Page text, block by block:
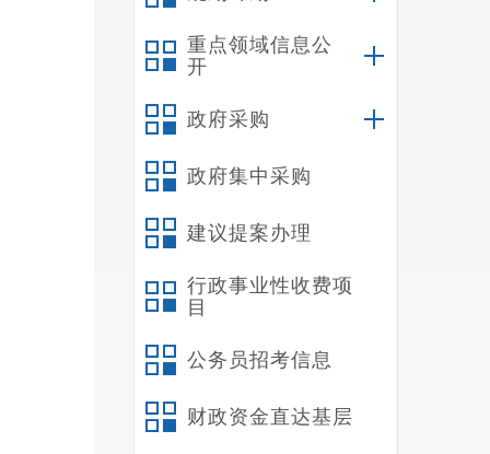
重点领域信息公
开
政府采购
政府集中采购
建议提案办理
行政事业性收费项
目
公务员招考信息
财政资金直达基层